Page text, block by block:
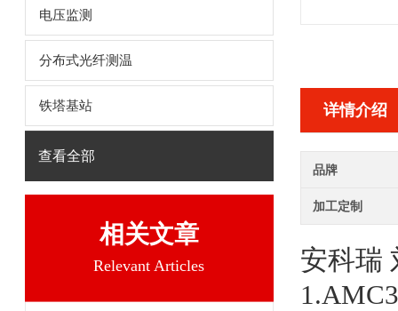
电压监测
分布式光纤测温
铁塔基站
查看全部
相关文章
Relevant Articles
详情介绍
品牌
加工定制
安科瑞
1.